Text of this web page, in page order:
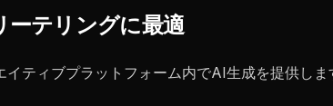
ーテリングに最適
ティブプラットフォーム内でAI生成を提供しま